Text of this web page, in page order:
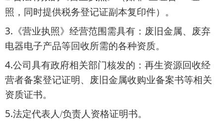
照，同时提供税务登记证副本复印件）。
3. 《营业执照》经营范围需具有：废旧金属、废弃
电器电子产品等回收所需的各种资质。
4.公司具有政府相关部门核发的：再生资源回收经
营者备案登记证明、废旧金属收购业备案书等相关
资质证书。
5.法定代表人/负责人资格证明书。